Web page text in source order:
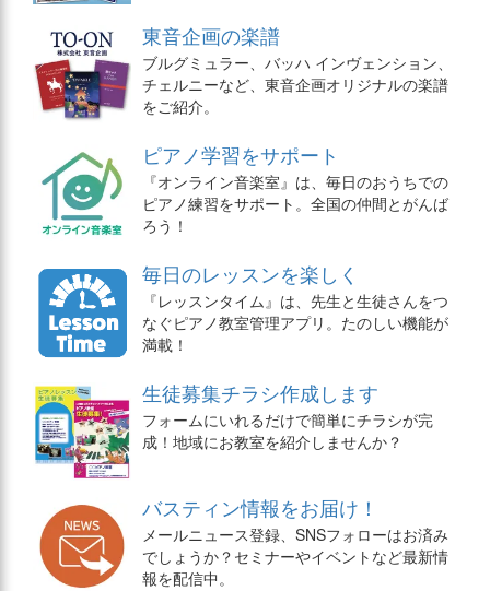
東音企画の楽譜
ブルグミュラー、バッハ インヴェンション、
チェルニーなど、東音企画オリジナルの楽譜
をご紹介。
ピアノ学習をサポート
『オンライン音楽室』は、毎日のおうちでの
ピアノ練習をサポート。全国の仲間とがんば
ろう！
毎日のレッスンを楽しく
『レッスンタイム』は、先生と生徒さんをつ
なぐピアノ教室管理アプリ。たのしい機能が
満載！
生徒募集チラシ作成します
フォームにいれるだけで簡単にチラシが完
成！地域にお教室を紹介しませんか？
バスティン情報をお届け！
メールニュース登録、SNSフォローはお済み
でしょうか？セミナーやイベントなど最新情
報を配信中。